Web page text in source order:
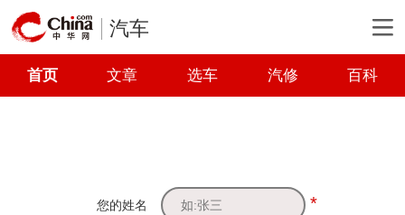
汽车
首页 文章 选车 汽修 百科
您的姓名 *